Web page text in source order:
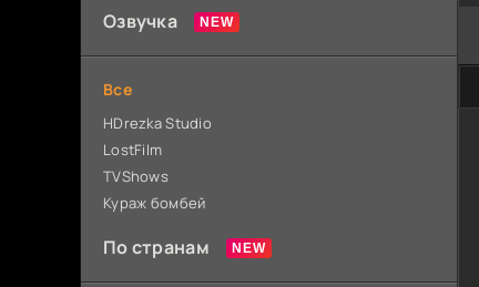
Озвучка
Все
HDrezka Studio
LostFilm
TVShows
Кураж бомбей
По странам